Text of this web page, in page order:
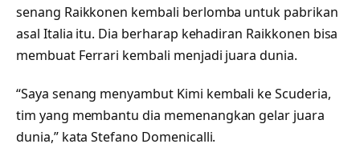
senang Raikkonen kembali berlomba untuk pabrikan
asal Italia itu. Dia berharap kehadiran Raikkonen bisa
membuat Ferrari kembali menjadi juara dunia.
“Saya senang menyambut Kimi kembali ke Scuderia,
tim yang membantu dia memenangkan gelar juara
dunia,” kata Stefano Domenicalli.